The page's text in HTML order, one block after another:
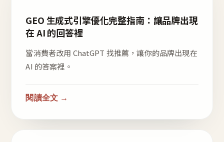
GEO 生成式引擎優化完整指南：讓品牌出現
在 AI 的回答裡
當消費者改用 ChatGPT 找推薦，讓你的品牌出現在
AI 的答案裡。
閱讀全文 →